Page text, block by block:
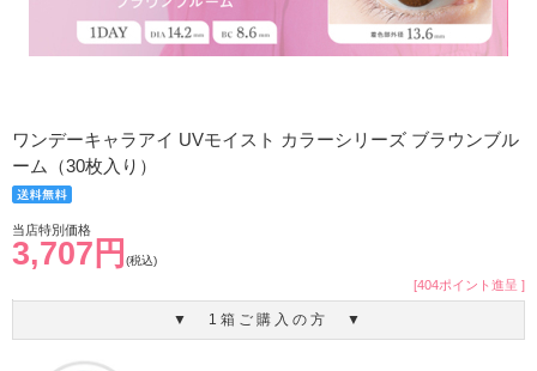
ワンデーキャラアイ UVモイスト カラーシリーズ ブラウンブル
ーム（30枚入り）
当店特別価格
3,707円 (税込)
[404ポイント進呈 ]
▼ 1箱ご購入の方 ▼